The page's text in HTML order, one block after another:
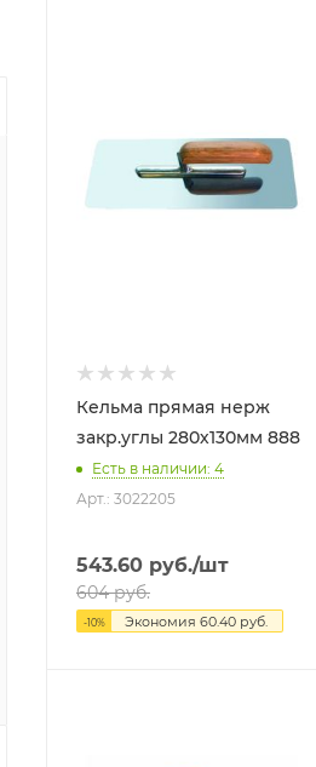
Кельма прямая нерж
закр.углы 280х130мм 888
Есть в наличии: 4
Арт.: 3022205
543.60 руб./шт
604руб.
-10% Экономия 60.40 руб.